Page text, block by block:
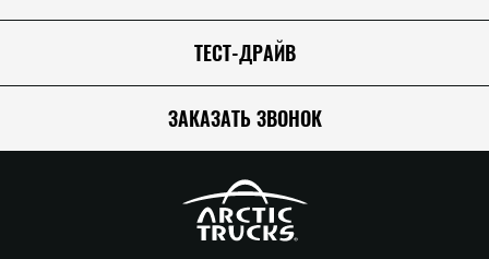
ТЕСТ-ДРАЙВ
ЗАКАЗАТЬ ЗВОНОК